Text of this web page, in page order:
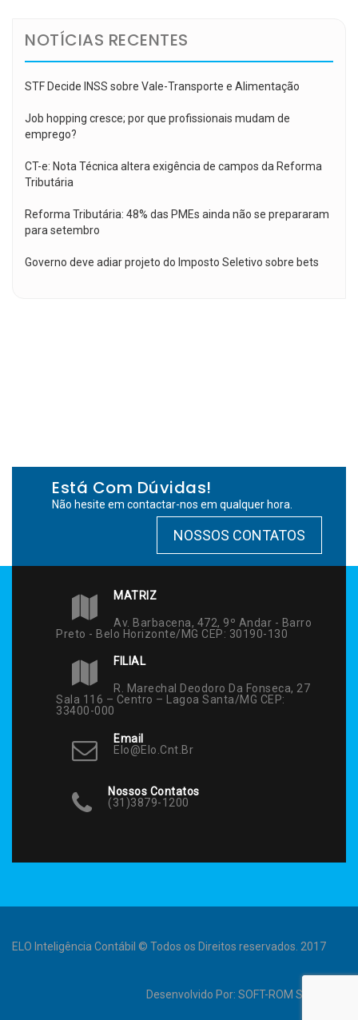
NOTÍCIAS RECENTES
STF Decide INSS sobre Vale-Transporte e Alimentação
Job hopping cresce; por que profissionais mudam de
emprego?
CT-e: Nota Técnica altera exigência de campos da Reforma
Tributária
Reforma Tributária: 48% das PMEs ainda não se prepararam
para setembro
Governo deve adiar projeto do Imposto Seletivo sobre bets
Está Com Dúvidas!
Não hesite em contactar-nos em qualquer hora.
NOSSOS CONTATOS
MATRIZ
Av. Barbacena, 472, 9º Andar - Barro
Preto - Belo Horizonte/MG CEP: 30190-130
FILIAL
R. Marechal Deodoro Da Fonseca, 27
Sala 116 – Centro – Lagoa Santa/MG CEP:
33400-000
Email
Elo@elo.cnt.br
Nossos Contatos
(31)3879-1200
ELO Inteligência Contábil © Todos os Direitos reservados. 2017
Desenvolvido Por: SOFT-ROM Sistemas